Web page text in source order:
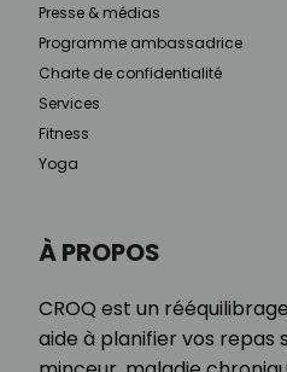
À PROPOS
CROQ est un
aide à planifier vos repas
Presse & médias
Programme ambassadrice
Charte de confidentialité
Services
Fitness
Yoga